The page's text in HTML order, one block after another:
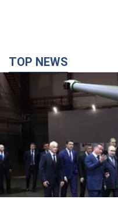
TOP NEWS